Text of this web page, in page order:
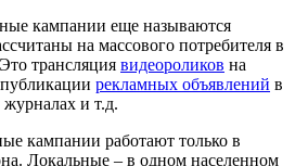
кампании еще называются
на массового потребителя в
трансляция видеороликов на
рекламных объявлений в
журналах и т.д.
кампании работают только в
Локальные – в одном населенном